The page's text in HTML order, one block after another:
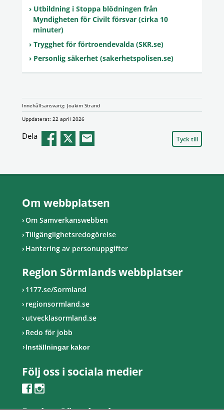
Utbildning i Stoppa blödningen från
Myndigheten för Civilt försvar (cirka 10
minuter)
Trygghet för förtroendevalda (SKR.se)
Personlig säkerhet (sakerhetspolisen.se)
Innehållsansvarig: Joakim Strand
Uppdaterat: 22 april 2026
Dela Tyck till
Om webbplatsen
Om Samverkanswebben
Tillgänglighetsredogörelse
Hantering av personuppgifter
Region Sörmlands webbplatser
1177.se/Sormland
regionsormland.se
utvecklasormland.se
Redo för jobb
Inställningar kakor
Följ oss i sociala medier
Region Sörmland